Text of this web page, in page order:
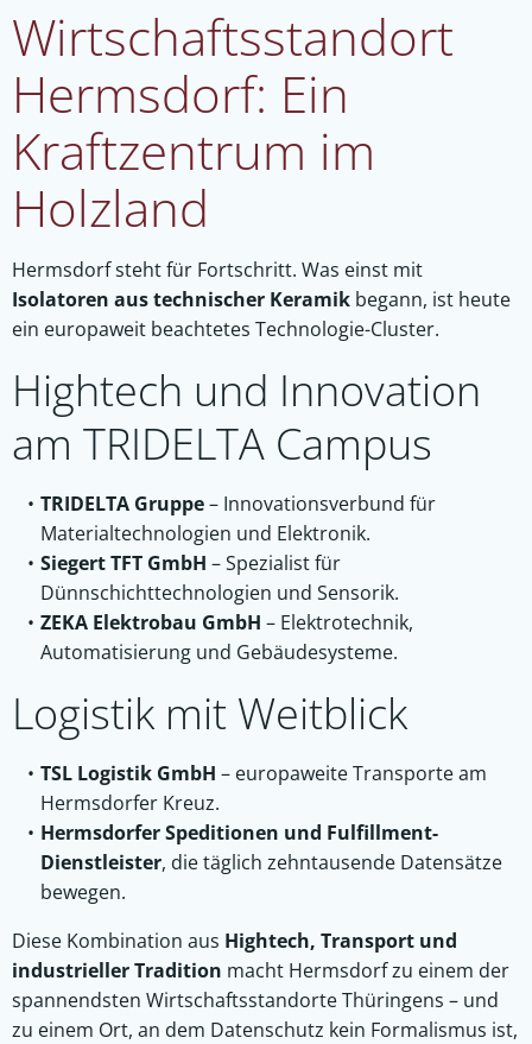
Wirtschaftsstandort
Hermsdorf: Ein
Kraftzentrum im
Holzland
Hermsdorf steht für Fortschritt. Was einst mit
Isolatoren aus technischer Keramik begann, ist heute
ein europaweit beachtetes Technologie-Cluster.
Hightech und Innovation
am TRIDELTA Campus
TRIDELTA Gruppe– Innovationsverbund für
Materialtechnologien und Elektronik.
Siegert TFT GmbH – Spezialist für
Dünnschichttechnologien und Sensorik.
ZEKA Elektrobau GmbH – Elektrotechnik,
Automatisierung und Gebäudesysteme.
Logistik mit Weitblick
TSL Logistik GmbH – europaweite Transporte am
Hermsdorfer Kreuz.
Hermsdorfer Speditionen und Fulfillment-
Dienstleister, die täglich zehntausende Datensätze
bewegen.
Diese Kombination aus Hightech, Transport und
industrieller Tradition macht Hermsdorf zu einem der
spannendsten Wirtschaftsstandorte Thüringens – und
zu einem Ort, an dem Datenschutz kein Formalismus ist,